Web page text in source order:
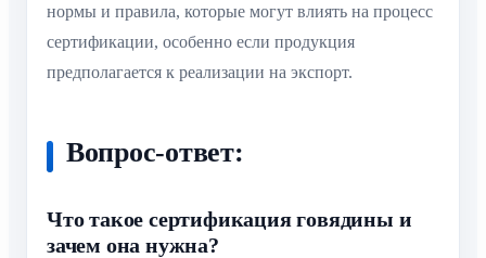
нормы и правила, которые могут влиять на процесс
сертификации, особенно если продукция
предполагается к реализации на экспорт.
Вопрос-ответ:
Что такое сертификация говядины и
зачем она нужна?